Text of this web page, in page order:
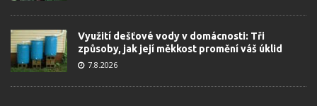
Využití dešťové vody v domácnosti: Tři
způsoby, jak její měkkost promění váš úklid
7.8.2026